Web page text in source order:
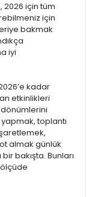
2026 için tüm
için
bakmak
iyi
kadar
etkinlikleri
toplantı
almak günlük
bakışta. Bunları